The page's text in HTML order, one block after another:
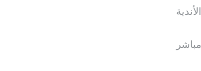
الأندية
مباشر